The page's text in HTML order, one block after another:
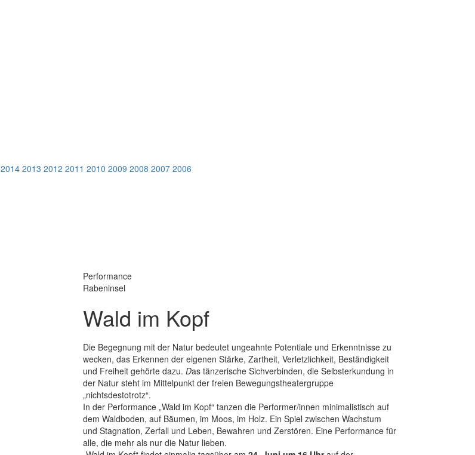
2014 2013 2012 2011 2010 2009 2008 2007 2006
Performance
Rabeninsel
Wald im Kopf
Die Begegnung mit der Natur bedeutet ungeahnte Potentiale und Erkenntnisse zu
wecken, das Erkennen der eigenen Stärke, Zartheit, Verletzlichkeit, Beständigkeit
und Freiheit gehörte dazu. Das tänzerische Sichverbinden, die Selbsterkundung in
der Natur steht im Mittelpunkt der freien Bewegungstheatergruppe
„nichtsdestotrotz“.
In der Performance „Wald im Kopf“ tanzen die Performer/innen minimalistisch auf
dem Waldboden, auf Bäumen, im Moos, im Holz. Ein Spiel zwischen Wachstum
und Stagnation, Zerfall und Leben, Bewahren und Zerstören. Eine Performance für
alle, die mehr als nur die Natur lieben.